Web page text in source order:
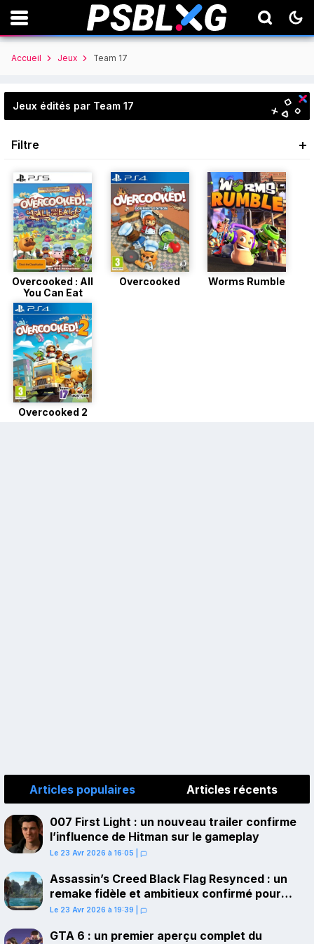
Accueil Jeux Team 17
Jeux édités par Team 17
Filtre
Overcooked : All
You Can Eat
Overcooked Worms Rumble
Overcooked 2
Articles populaires Articles récents
007 First Light : un nouveau trailer confirme
l’influence de Hitman sur le gameplay
Le 23 Avr 2026 à 16:05
Assassin’s Creed Black Flag Resynced : un
remake fidèle et ambitieux confirmé pour
juillet sur PS5
Le 23 Avr 2026 à 19:39
GTA 6 : un premier aperçu complet du